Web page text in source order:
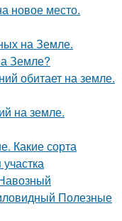
новое место.
на Земле.
Земле?
обитает на земле.
на земле.
Какие сорта
Полезные